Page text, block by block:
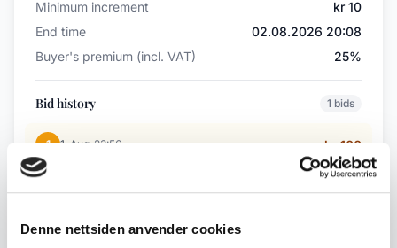
Denne nettsiden anvender cookies
Minimum increment
kr 10
End time
02.08.2026 20:08
Buyer's premium (incl. VAT)
25%
Bid history 1 bids
1 1. Aug 23:56 kr 100